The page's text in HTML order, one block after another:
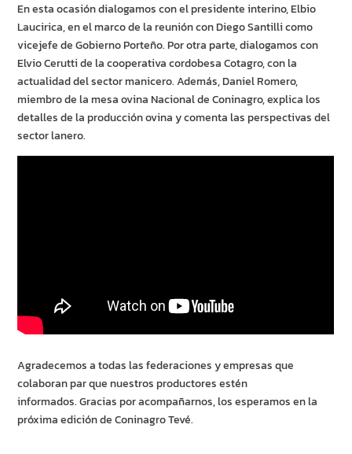
En esta ocasión dialogamos con el presidente interino, Elbio
Laucirica, en el marco de la reunión con Diego Santilli como
vicejefe de Gobierno Porteño. Por otra parte, dialogamos con
Elvio Cerutti de la cooperativa cordobesa Cotagro, con la
actualidad del sector manicero. Además, Daniel Romero,
miembro de la mesa ovina Nacional de Coninagro, explica los
detalles de la producción ovina y comenta las perspectivas del
sector lanero.
Agradecemos a todas las federaciones y empresas que
colaboran par que nuestros productores estén
informados. Gracias por acompañarnos, los esperamos en la
próxima edición de Coninagro Tevé.